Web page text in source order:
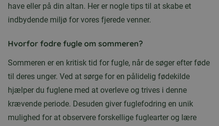
have eller på din altan. Her er nogle tips til at skabe et
indbydende miljø for vores fjerede venner.
Hvorfor fodre fugle om sommeren?
Sommeren er en kritisk tid for fugle, når de søger efter føde
til deres unger. Ved at sørge for en pålidelig fødekilde
hjælper du fuglene med at overleve og trives i denne
krævende periode. Desuden giver fuglefodring en unik
mulighed for at observere forskellige fuglearter og lære